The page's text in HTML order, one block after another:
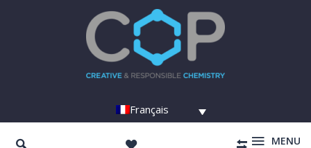
Français
MENU